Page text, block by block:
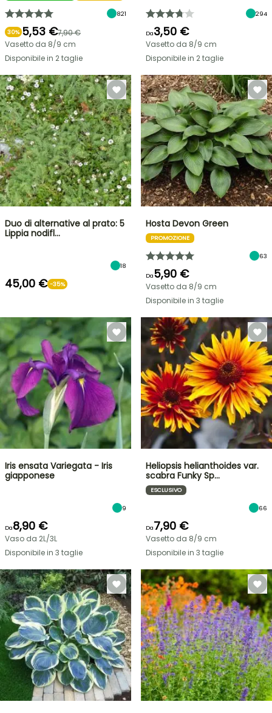
821
30% 5,53 €7,90 €
Vasetto da 8/9 cm
Disponibile in 2 taglie
294
Da3,50 €
Vasetto da 8/9 cm
Disponibile in 2 taglie
Duo di alternative al prato: 5
Lippia nodifl…
18
45,00 € -35%
Hosta Devon Green
PROMOZIONE
63
Da5,90 €
Vasetto da 8/9 cm
Disponibile in 3 taglie
Iris ensata Variegata - Iris
giapponese
9
Da8,90 €
Vaso da 2L/3L
Disponibile in 3 taglie
Heliopsis helianthoides var.
scabra Funky Sp…
ESCLUSIVO
66
Da7,90 €
Vasetto da 8/9 cm
Disponibile in 3 taglie